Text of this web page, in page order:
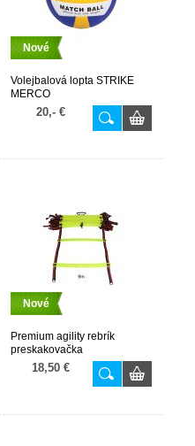
Nové
Volejbalová lopta STRIKE
MERCO
20,- €
Nové
Premium agility rebrík
preskakovačka
18,50 €